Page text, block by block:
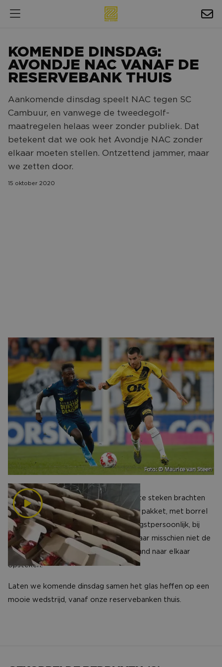
EXPOSURE
NIEUWS
AGENDA
NAC ZAKELIJK
FOTO'S & VIDEO'S
HORECA
KOMENDE DINSDAG:
AVONDJE NAC VANAF DE
RESERVEBANK THUIS
Aankomende dinsdag speelt NAC tegen SC
Cambuur, en vanwege de tweedegolf-
maatregelen helaas weer zonder publiek. Dat
betekent dat we ook het Avondje NAC zonder
elkaar moeten stellen. Ontzettend jammer, maar
we zetten door.
15 oktober 2020
Om sponsors een hart onder de riem te steken brachten
we de hele week al een bourgondisch pakket, met borrel
en knabbel, langs bij elk van jullie. Hoogstpersoonlijk, bij
alle 550 op locatie. Zo kunnen we elkaar misschien niet de
hand schudden, maar in elk geval de hand naar elkaar
opsteken.
Laten we komende dinsdag samen het glas heffen op een
mooie wedstrijd, vanaf onze reservebanken thuis.